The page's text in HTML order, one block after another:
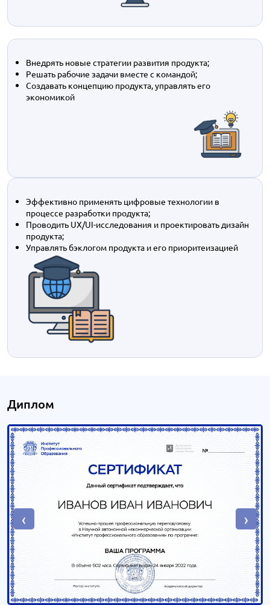
Внедрять новые стратегии развития продукта;
Решать рабочие задачи вместе с командой;
Создавать концепцию продукта, управлять его
экономикой
Эффективно применять цифровые технологии в
процессе разработки продукта;
Проводить UX/UI-исследования и проектировать дизайн
продукта;
Управлять бэклогом продукта и его приоритеизацией
Диплом
‹ ›